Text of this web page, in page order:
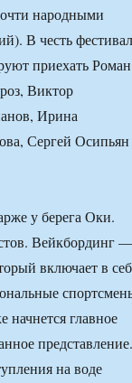
народными
В честь
приехать Роман
Виктор
Ирина
Сергей
у берега Оки.
Вейкбординг —
включает в
начнется главное
представление.
на воде